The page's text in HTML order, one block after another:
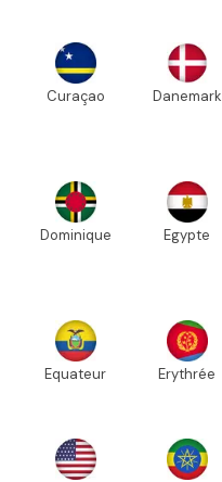
Curaçao Danemark
Dominique Egypte
Equateur Erythrée